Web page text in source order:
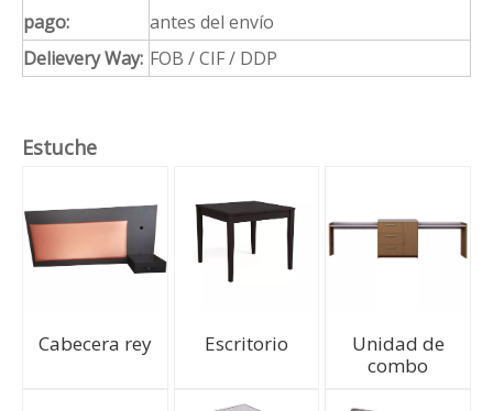
pago:
antes del envío
Delievery Way: FOB / CIF / DDP
Estuche
Cabecera rey Escritorio
Unidad de
combo